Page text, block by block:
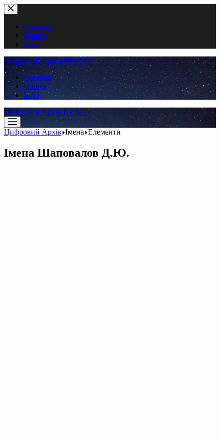
Перейти
до
вмістуГоловна
Пошук
Інфо
Цифровий Архів ННМБУ
Головна
Пошук
Інфо
Цифровий Архів ННМБУ
Цифровий Архів Імена Елементи
Імена Шаповалов Д.Ю.